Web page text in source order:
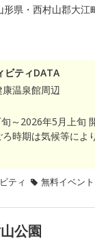
形県・西村山郡大江
ビティDATA
温泉館周辺
～2026年5月上旬
時期は気候等によ
ティ 無料イベント
公園